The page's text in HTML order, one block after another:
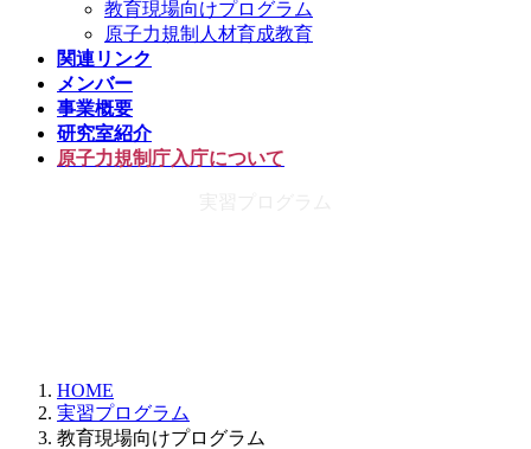
教育現場向けプログラム
原子力規制人材育成教育
関連リンク
メンバー
事業概要
研究室紹介
原子力規制庁入庁について
HOME
実習プログラム
教育現場向けプログラム